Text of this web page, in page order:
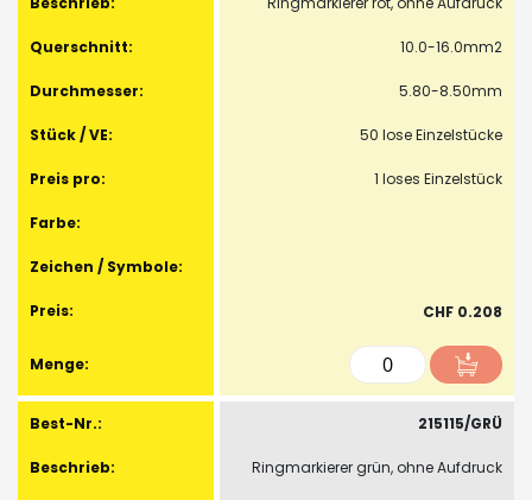
10.0-16.0mm2
5.80-8.50mm
50 lose Einzelstücke
1 loses Einzelstück
CHF 0.208
215115/GRÜ
Ringmarkierer grün, ohne Aufdruck